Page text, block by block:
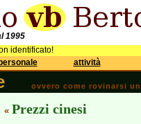
1995
identificato!
attività
ovvero come rovinarsi
« Prezzi cinesi